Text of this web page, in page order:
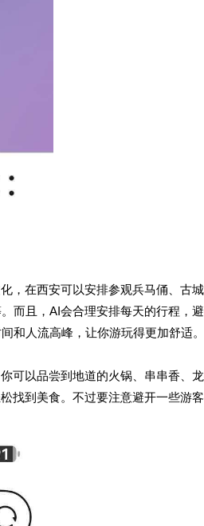
，在西安可以安排参观兵马俑、古城
而且，AI会合理安排每天的行程，
和人流高峰，让你游玩得更加舒适。
可以品尝到地道的火锅、串串香、
找到美食。不过要注意避开一些游